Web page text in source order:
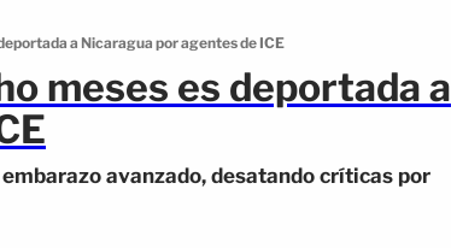
a Nicaragua por agentes de ICE
meses es deportada a
avanzado, desatando críticas por